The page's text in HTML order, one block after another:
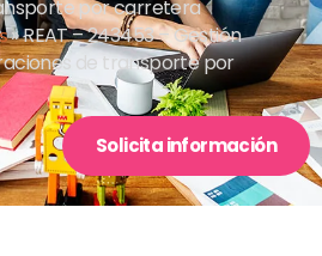
por carretera
»REAT – 243453 – Gestión
de transporte por
Solicita información